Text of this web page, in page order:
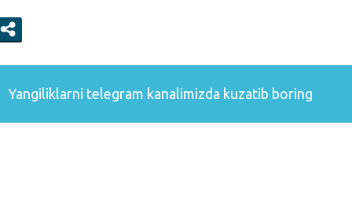
Yangiliklarni telegram kanalimizda kuzatib boring